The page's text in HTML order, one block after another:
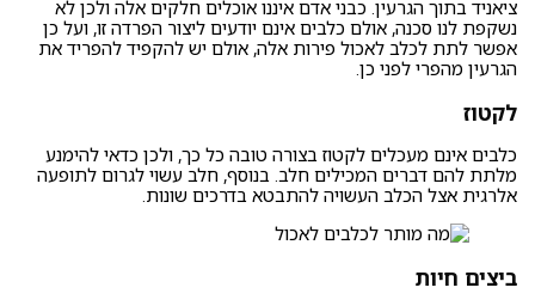
ציאניד בתוך הגרעין. כבני אדם איננו אוכלים חלקים אלה ולכן לא
נשקפת לנו סכנה, אולם כלבים אינם יודעים ליצור הפרדה זו, ועל כן
אפשר לתת לכלב לאכול פירות אלה, אולם יש להקפיד להפריד את
הגרעין מהפרי לפני כן.
לקטוז
כלבים אינם מעכלים לקטוז בצורה טובה כל כך, ולכן כדאי להימנע
מלתת להם דברים המכילים חלב. בנוסף, חלב עשוי לגרום לתופעה
אלרגית אצל הכלב העשויה להתבטא בדרכים שונות.
ביצים חיות